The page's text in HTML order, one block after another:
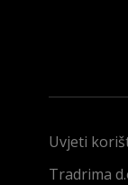
Uvjeti
Tradrima